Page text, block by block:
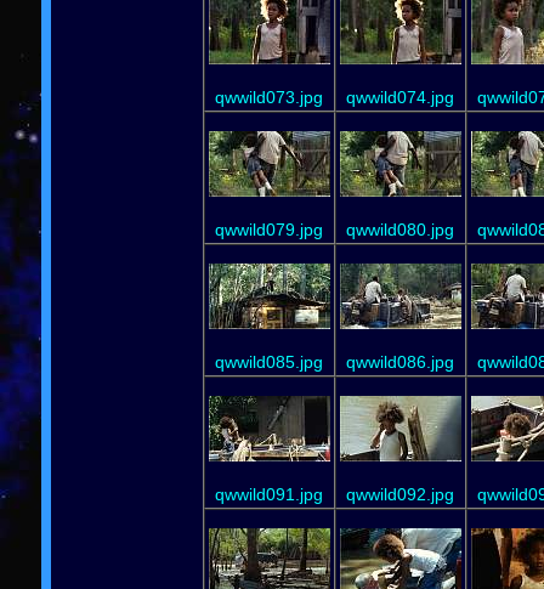
qwwild073.jpg qwwild074.jpg
qwwild079.jpg qwwild080.jpg
qwwild085.jpg qwwild086.jpg
qwwild091.jpg qwwild092.jpg